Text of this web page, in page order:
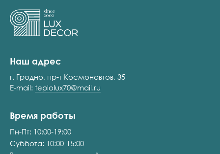
Наш адрес
г. Гродно, пр-т Космонавтов, 35
E-mail: teplolux70@mail.ru
Время работы
Пн-Пт: 10:00-19:00
Суббота: 10:00-15:00